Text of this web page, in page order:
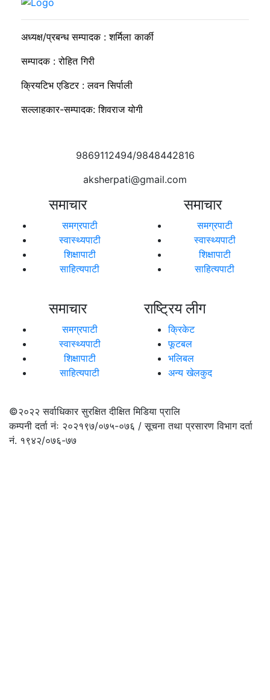
अध्यक्ष/प्रबन्ध सम्पादक : शर्मिला कार्की
सम्पादक : रोहित गिरी
क्रियटिभ एडिटर : लवन सिर्पाली
सल्लाहकार-सम्पादक: शिवराज योगी
9869112494/9848442816
aksherpati@gmail.com
समाचार
समग्रपाटी
स्वास्थ्यपाटी
शिक्षापाटी
साहित्यपाटी
समाचार
समग्रपाटी
स्वास्थ्यपाटी
शिक्षापाटी
साहित्यपाटी
समाचार
समग्रपाटी
स्वास्थ्यपाटी
शिक्षापाटी
साहित्यपाटी
राष्ट्रिय लीग
क्रिकेट
फूटबल
भलिबल
अन्य खेलकुद
©२०२२सर्वाधिकार सुरक्षित दीक्षित मिडिया प्रालि
कम्पनी दर्ता नंः २०२१९७/०७५-०७६ / सूचना तथा प्रसारण विभाग दर्ता
नं. १९४२/०७६-७७